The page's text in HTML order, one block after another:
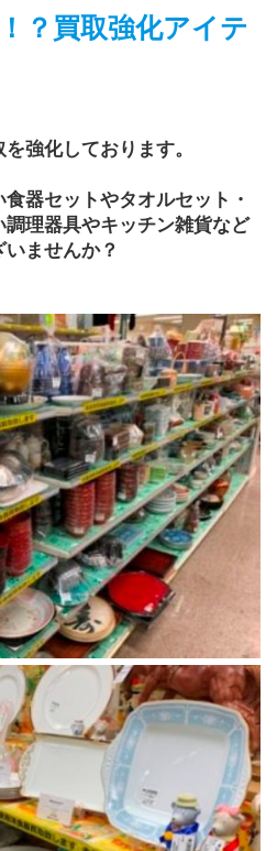
？買取強化アイテ
強化しております。
器セットやタオルセット・
理器具やキッチン雑貨など
ませんか？